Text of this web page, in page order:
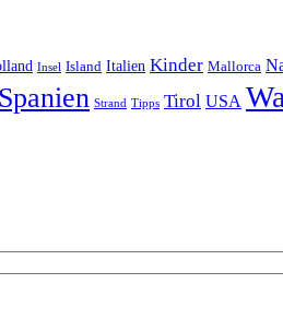
Insel Island Italien Kinder Mallorca
Spanien Strand Tipps Tirol USA